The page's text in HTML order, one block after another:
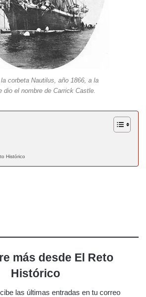
corbeta Nautilus, año 1866, a la
dio el nombre de Carrick Castle.
Histórico
más desde El Reto
Histórico
las últimas entradas en tu correo